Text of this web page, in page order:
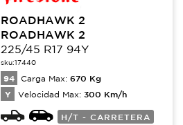
ROADHAWK 2
ROADHAWK 2
225/45 R17 94Y
sku:17440
94 Carga Max: 670 Kg
Y Velocidad Max: 300 Km/h
H/T - CARRETERA